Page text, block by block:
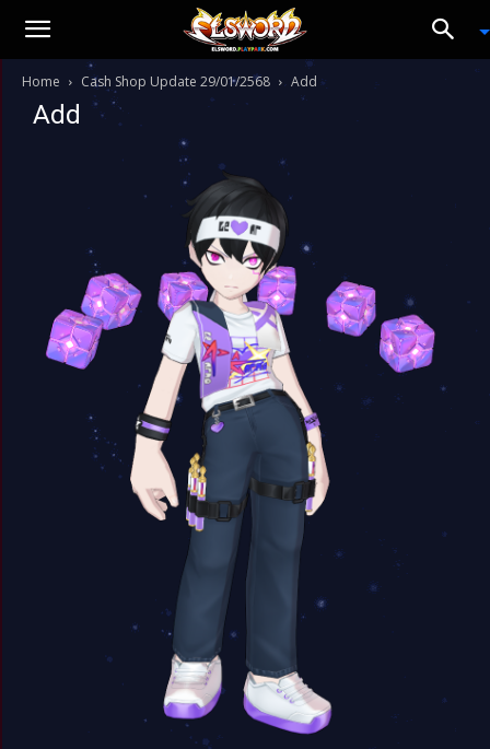
Home Cash Shop Update 29/01/2568 Add
Add